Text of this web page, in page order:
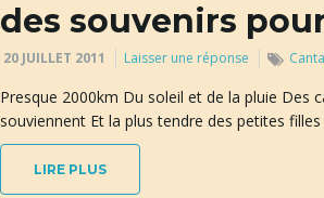
des souvenirs
20 JUILLET 2011 Laisser une réponse
Presque 2000km Du soleil et de la pluie Des
souviennent Et la plus tendre des petites
LIRE PLUS